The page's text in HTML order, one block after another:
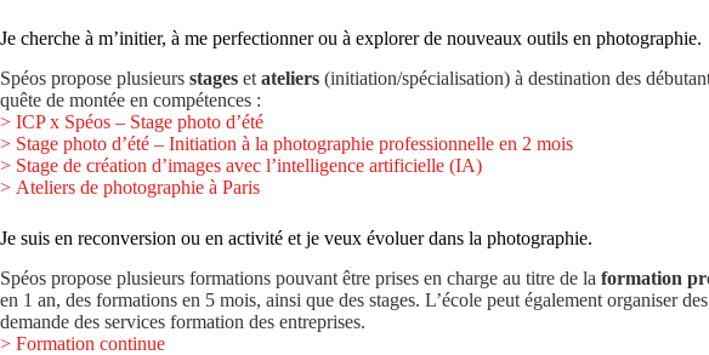
Je cherche à m’initier, à me perfectionner ou à explorer de nouveaux outils en photographie.
Spéos propose plusieurs stages et ateliers (initiation/spécialisation) à destination des
quête de montée en compétences :
> ICP x Spéos – Stage photo d’été
> Stage photo d’été – Initiation à la photographie professionnelle en 2 mois
> Stage de création d’images avec l’intelligence artificielle (IA)
> Ateliers de photographie à Paris
Je suis en reconversion ou en activité et je veux évoluer dans la photographie.
Spéos propose plusieurs formations pouvant être prises en charge au titre de la formation
en 1 an, des formations en 5 mois, ainsi que des stages. L’école peut également organiser des
demande des services formation des entreprises.
> Formation continue